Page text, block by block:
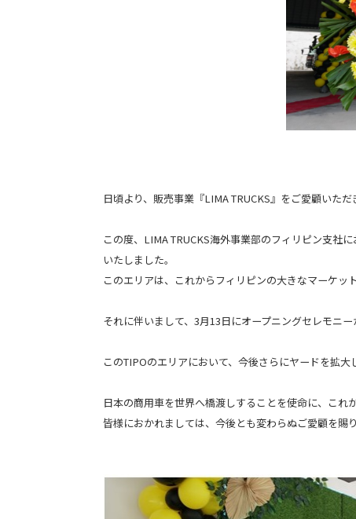
日頃より、販売事業『LIMA TRUCKS』をご愛顧いただ
この度、LIMA TRUCKS海外事業部のフィリピン支社
いたしました。
このエリアは、これからフィリピンの大きなマーケッ
それに伴いまして、3月13日にオープニングセレモニ
このTIPOのエリアにおいて、今後さらにヤードを拡大
日本の商用車を世界へ橋渡しすることを使命に、これ
皆様におかれましては、今後とも変わらぬご愛顧を賜